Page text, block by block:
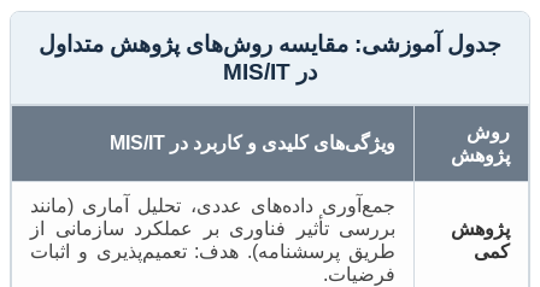
جدول آموزشی: مقایسه روش‌های پژوهش متداول
در MIS/IT
روش
پژوهش
ویژگی‌های کلیدی و کاربرد در MIS/IT
پژوهش
کمی
جمع‌آوری داده‌های عددی، تحلیل آماری (مانند
بررسی تأثیر فناوری بر عملکرد سازمانی از
طریق پرسشنامه). هدف: تعمیم‌پذیری و اثبات
فرضیات.